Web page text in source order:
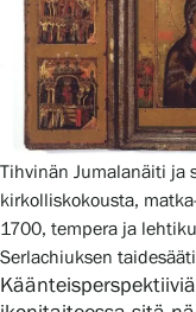
Tihvinän Jumalanäiti ja
kirkolliskokousta,
1700, tempera ja
Serlachiuksen